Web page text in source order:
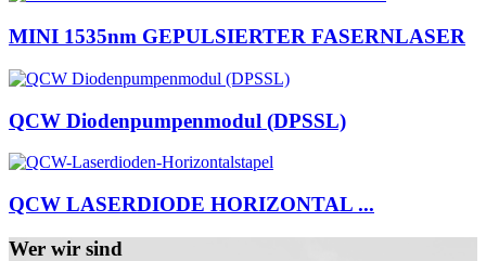
MINI 1535nm GEPULSIERTER FASERNLASER
QCW Diodenpumpenmodul (DPSSL)
QCW LASERDIODE HORIZONTAL ...
Wer wir sind